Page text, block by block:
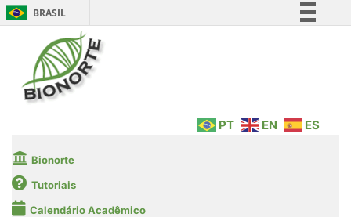
BRASIL
Legislação
PT EN ES
Bionorte
Tutoriais
Calendário Acadêmico